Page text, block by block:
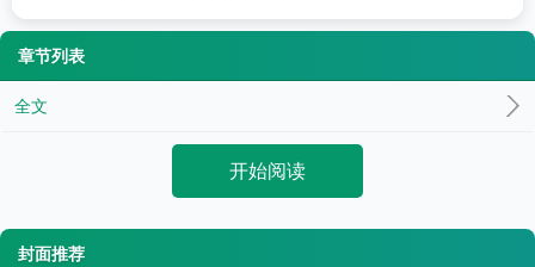
章节列表
全文
开始阅读
封面推荐